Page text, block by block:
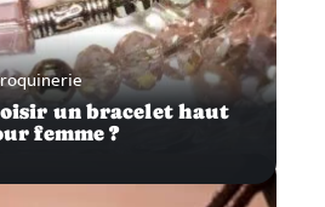
un bracelet haut
femme ?